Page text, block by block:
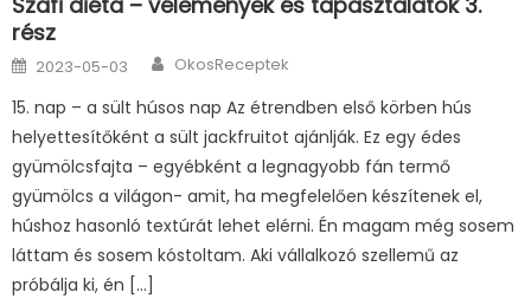
rész
Posted
on
2023-05-03 Author
OkosReceptek
15. nap – a sült húsos nap Az étrendben első körben hús
helyettesítőként a sült jackfruitot ajánlják. Ez egy édes
gyümölcsfajta – egyébként a legnagyobb fán termő
gyümölcs a világon- amit, ha megfelelően készítenek el,
húshoz hasonló textúrát lehet elérni. Én magam még sosem
láttam és sosem kóstoltam. Aki vállalkozó szellemű az
próbálja ki, én […]